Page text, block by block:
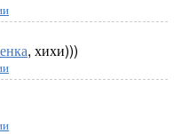
, хихи)))